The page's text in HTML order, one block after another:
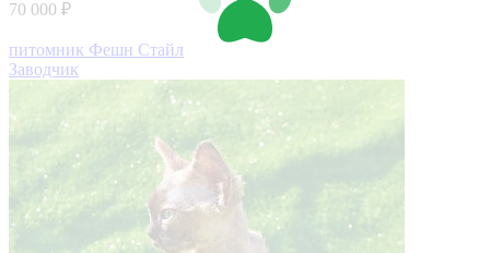
70 000 ₽
питомник Фешн Стайл
Заводчик